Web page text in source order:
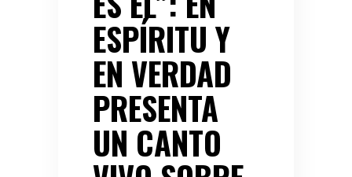
ESPÍRITU Y
EN VERDAD
PRESENTA
UN CANTO